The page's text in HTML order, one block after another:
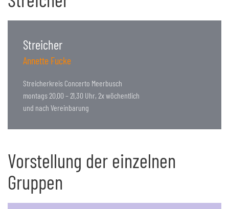
Streicher
Annette Fucke
Streicherkreis Concerto Meerbusch
montags 20.00 – 21.30 Uhr, 2x wöchentlich
und nach Vereinbarung
Vorstellung der einzelnen
Gruppen